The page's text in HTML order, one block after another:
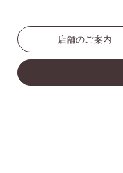
店舗のご案内